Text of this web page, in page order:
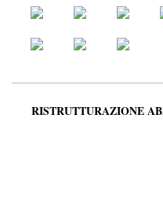
RISTRUTTURAZIONE